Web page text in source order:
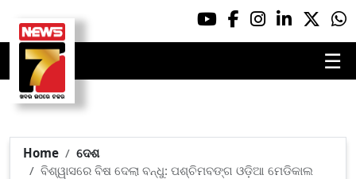
☰
Home
ଦେଶ
ବିଶ୍ୱାସରେ ବିଷ ଦେଲା ବନ୍ଧୁ: ପଶ୍ଚିମବଙ୍ଗ ଓଡ଼ିଆ ମେଡିକାଲ